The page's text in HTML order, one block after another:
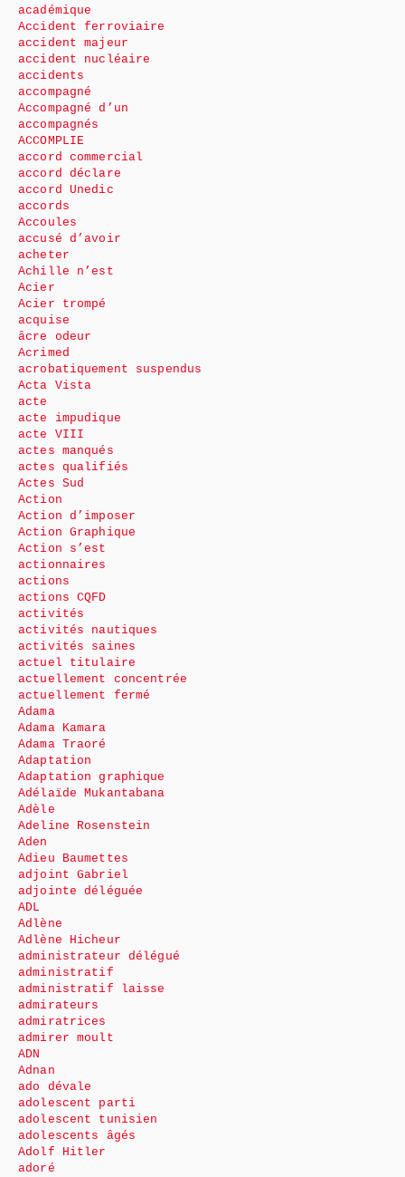
académique
Accident ferroviaire
accident majeur
accident nucléaire
accidents
accompagné
Accompagné d’un
accompagnés
ACCOMPLIE
accord commercial
accord déclare
accord Unedic
accords
Accoules
accusé d’avoir
acheter
Achille n’est
Acier
Acier trompé
acquise
âcre odeur
Acrimed
acrobatiquement suspendus
Acta Vista
acte
acte impudique
acte VIII
actes manqués
actes qualifiés
Actes Sud
Action
Action d’imposer
Action Graphique
Action s’est
actionnaires
actions
actions CQFD
activités
activités nautiques
activités saines
actuel titulaire
actuellement concentrée
actuellement fermé
Adama
Adama Kamara
Adama Traoré
Adaptation
Adaptation graphique
Adélaïde Mukantabana
Adèle
Adeline Rosenstein
Aden
Adieu Baumettes
adjoint Gabriel
adjointe déléguée
ADL
Adlène
Adlène Hicheur
administrateur délégué
administratif
administratif laisse
admirateurs
admiratrices
admirer moult
ADN
Adnan
ado dévale
adolescent parti
adolescent tunisien
adolescents âgés
Adolf Hitler
adoré